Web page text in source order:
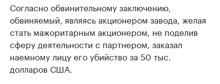
Согласно обвинительному заключению,
обвиняемый, являясь акционером завода, желая
стать мажоритарным акционером, не поделив
сферу деятельности с партнером, заказал
наемному лицу его убийство за 50 тыс.
долларов США.